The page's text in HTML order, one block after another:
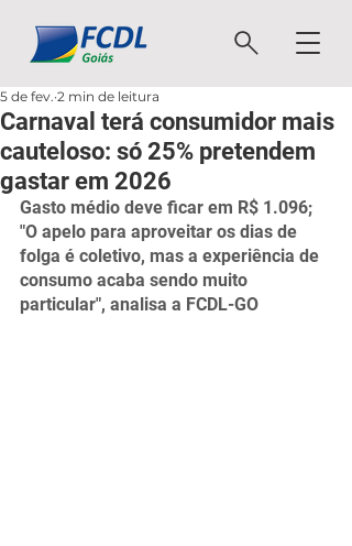
Carnaval terá consumidor mais
cauteloso: só 25% pretendem
gastar em 2026
5 de fev. 2 min de leitura
Gasto médio deve ficar em R$ 1.096;
"O apelo para aproveitar os dias de
folga é coletivo, mas a experiência de
consumo acaba sendo muito
particular", analisa a FCDL-GO